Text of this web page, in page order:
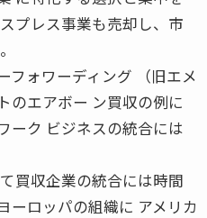
プレス事業も売却し、市
ォワーディング （旧エメ
のエアボー ン買収の例に
ーク ビジネスの統合には
買収企業の統合には時間
ーロッパの組織に アメリカ